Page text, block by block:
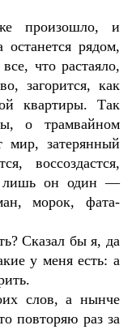
произошло, и
рядом,
что растаяло,
загорится, как
квартиры. Так
о трамвайном
мир, затерянный
воссоздастся,
лишь он один —
морок, фата-
Сказал бы я, да
у меня есть: а
слов, а нынче
повторяю раз за